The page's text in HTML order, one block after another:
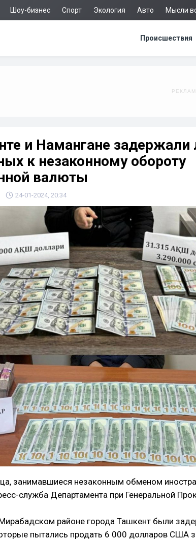
Шоу-бизнес Спорт Экология Авто Мысли
Происшествия
и Намангане задержали
к незаконному обороту
валюты
24-01-2024, 20:34
занимавшиеся незаконным обменом
служба Департамента при Генеральной
районе города Ташкент были
пытались продать 6 000 долларов США